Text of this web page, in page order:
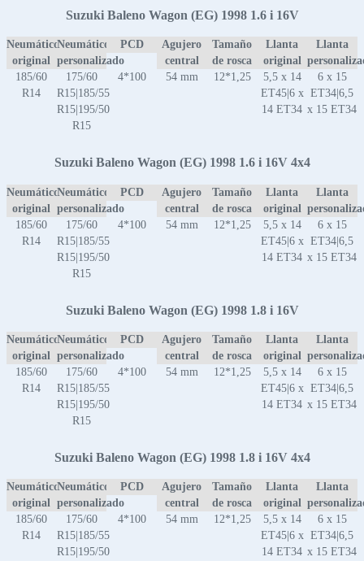
Suzuki Baleno Wagon (EG) 1998 1.6 i 16V
Neumático
original
Neumático
personalizado
PCD
Agujero
central
Tamaño
de rosca
Llanta
original
Llanta
185/60
R14
175/60
R15|185/55
R15|195/50
R15
4*100 54 mm 12*1,25
5,5 x 14
ET45|6 x
14 ET34
6 x 15
ET34|6,5
x 15 ET34
Suzuki Baleno Wagon (EG) 1998 1.6 i 16V 4x4
Neumático
original
Neumático
personalizado
PCD
Agujero
central
Tamaño
de rosca
Llanta
original
Llanta
185/60
R14
175/60
R15|185/55
R15|195/50
R15
4*100 54 mm 12*1,25
5,5 x 14
ET45|6 x
14 ET34
6 x 15
ET34|6,5
x 15 ET34
Suzuki Baleno Wagon (EG) 1998 1.8 i 16V
Neumático
original
Neumático
personalizado
PCD
Agujero
central
Tamaño
de rosca
Llanta
original
Llanta
185/60
R14
175/60
R15|185/55
R15|195/50
R15
4*100 54 mm 12*1,25
5,5 x 14
ET45|6 x
14 ET34
6 x 15
ET34|6,5
x 15 ET34
Suzuki Baleno Wagon (EG) 1998 1.8 i 16V 4x4
Neumático
original
Neumático
personalizado
PCD
Agujero
central
Tamaño
de rosca
Llanta
original
Llanta
185/60
R14
175/60
R15|185/55
R15|195/50
4*100 54 mm 12*1,25
5,5 x 14
ET45|6 x
14 ET34
6 x 15
ET34|6,5
x 15 ET34